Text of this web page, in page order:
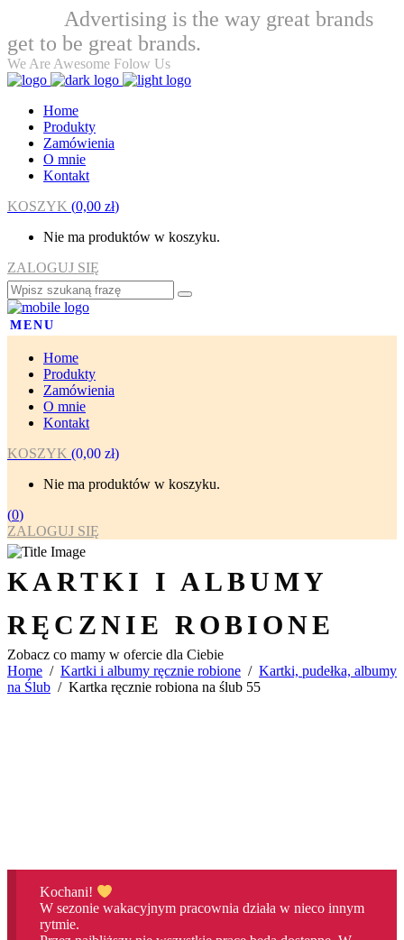
Advertising is the way great brands
get to be great brands.
We Are Awesome Folow Us
Home
Produkty
Zamówienia
O mnie
Kontakt
KOSZYK (0,00 zł)
Nie ma produktów w koszyku.
ZALOGUJ SIĘ
MENU
Home
Produkty
Zamówienia
O mnie
Kontakt
KOSZYK (0,00 zł)
Nie ma produktów w koszyku.
(0)
ZALOGUJ SIĘ
KARTKI I ALBUMY
RĘCZNIE ROBIONE
Zobacz co mamy w ofercie dla Ciebie
Home / Kartki i albumy ręcznie robione / Kartki, pudełka, albumy
na Ślub / Kartka ręcznie robiona na ślub 55
Kochani!
W sezonie wakacyjnym pracownia działa w nieco innym
rytmie.